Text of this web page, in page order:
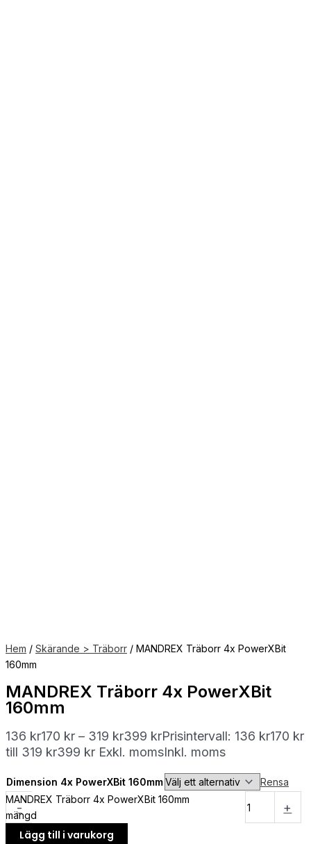
Hem / Skärande > Träborr / MANDREX Träborr 4x PowerXBit
160mm
MANDREX Träborr 4x PowerXBit
160mm
136 kr170 kr – 319 kr399 krPrisintervall: 136 kr170 kr
till 319 kr399 kr Exkl. momsInkl. moms
Dimension 4x PowerXBit 160mm Rensa
-
MANDREX Träborr 4x PowerXBit 160mm
mängd
+
Lägg till i varukorg